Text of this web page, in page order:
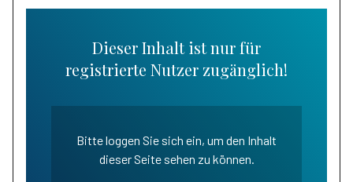
Dieser Inhalt ist nur für
registrierte Nutzer zugänglich!
Bitte loggen Sie sich ein, um den Inhalt
dieser Seite sehen zu können.